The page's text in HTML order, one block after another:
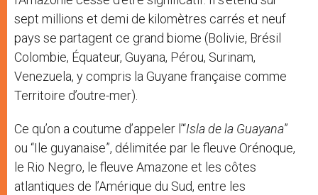
sept millions et demi de kilomètres carrés et neuf
pays se partagent ce grand biome (Bolivie, Brésil
Colombie, Équateur, Guyana, Pérou, Surinam,
Venezuela, y compris la Guyane française comme
Territoire d’outre-mer).
Ce qu’on a coutume d’appeler l’“Isla de la Guayana”
ou “Ile guyanaise”, délimitée par le fleuve Orénoque,
le Rio Negro, le fleuve Amazone et les côtes
atlantiques de l’Amérique du Sud, entre les